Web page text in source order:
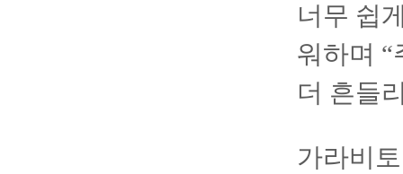
너무 쉽
워하며
더 흔들
가라비